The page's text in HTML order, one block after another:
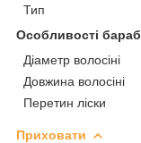
Тип
Особливості
Діаметр волосіні
Довжина волосіні
Перетин ліски
Приховати